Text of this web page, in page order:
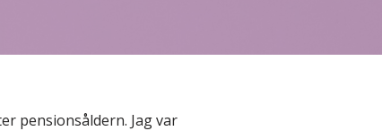
pensionsåldern. Jag var